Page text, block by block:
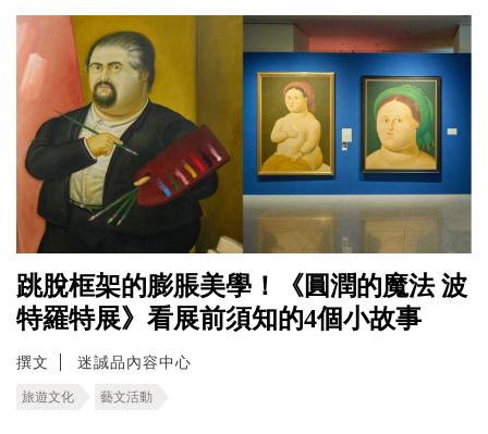
跳脫框架的膨脹美學！《圓潤的魔法 波
特羅特展》看展前須知的4個小故事
撰文 迷誠品內容中心
旅遊文化 藝文活動